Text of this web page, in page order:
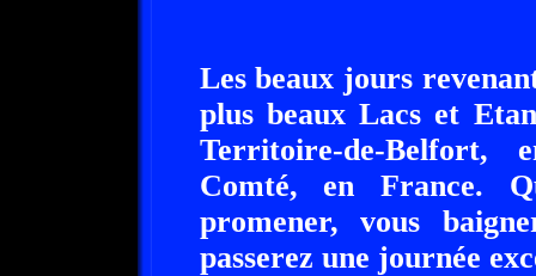
Les beaux jours
plus beaux Lacs et
Territoire-de-Belfort,
Comté, en France.
promener, vous
passerez une journée